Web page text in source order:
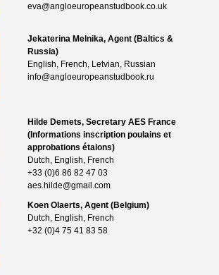
eva@angloeuropeanstudbook.co.uk
Jekaterina Melnika, Agent (Baltics &
Russia)
English, French, Letvian, Russian
info@angloeuropeanstudbook.ru
Hilde Demets, Secretary AES France
(Informations inscription poulains et
approbations étalons)
Dutch, English, French
+33 (0)6 86 82 47 03
aes.hilde@gmail.com
Koen Olaerts, Agent (Belgium)
Dutch, English, French
+32 (0)4 75 41 83 58